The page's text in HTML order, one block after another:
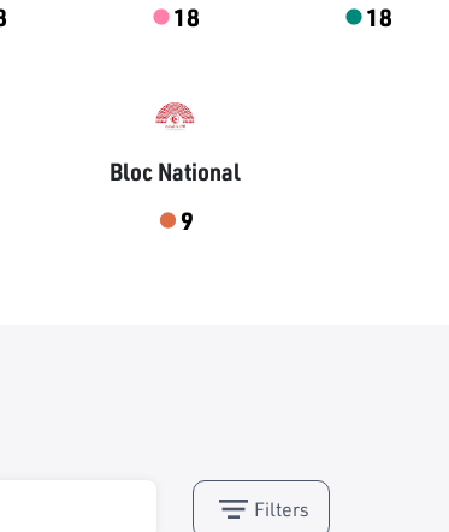
Bloc National
9
18
18
Filters